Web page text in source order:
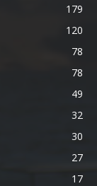
179
120
78
78
49
32
30
27
17